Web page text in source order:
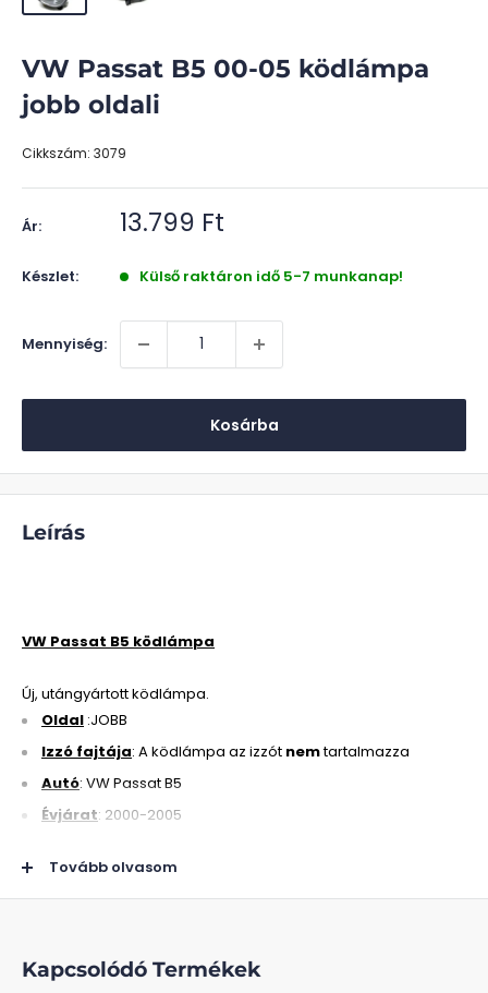
VW Passat B5 00-05 ködlámpa
jobb oldali
Cikkszám: 3079
Ár: Akciós
13.799 Ft
Készlet: Külső raktáron idő 5-7 munkanap!
Mennyiség:
Kosárba
Leírás
VW Passat B5 ködlámpa
Új, utángyártott ködlámpa.
Oldal :JOBB
Izzó fajtája: A ködlámpa az izzót nemtartalmazza
Autó: VW Passat B5
Évjárat: 2000-2005
Tovább olvasom
Kapcsolódó Termékek